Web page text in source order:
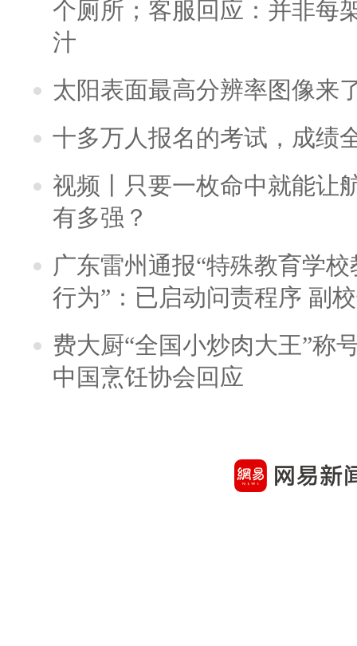
个厕所；客服回应：并非每
汁
太阳表面最高分辨率图像来
十多万人报名的考试，成绩
视频丨只要一枚命中就能让
有多强？
广东雷州通报“特殊教育学
行为”：已启动问责程序 副
费大厨“全国小炒肉大王”称
中国烹饪协会回应